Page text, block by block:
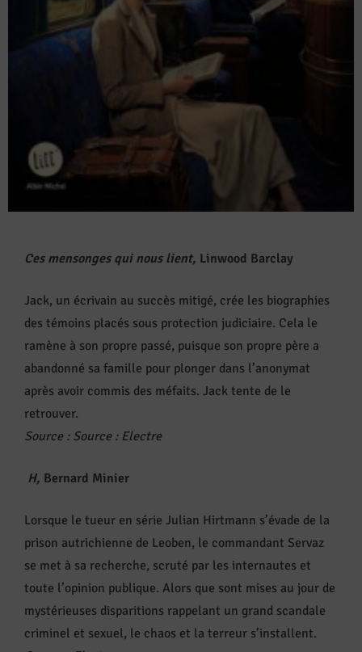
Ces mensonges qui nous lient, Linwood Barclay
Jack, un écrivain au succès mitigé, crée les biographies
des témoins placés sous protection judiciaire. Cela le
ramène à son propre passé, puisque son propre père a
abandonné sa famille pour plonger dans l’anonymat
après avoir commis des méfaits. Jack tente de le
retrouver.
Source : Source : Electre
H, Bernard Minier
Lorsque le tueur en série Julian Hirtmann s’évade de la
prison autrichienne de Leoben, le commandant Servaz
se met à sa recherche, scruté par les internautes et
toute l’opinion publique. Alors que sont mises au jour de
mystérieuses disparitions rappelant un grand scandale
criminel et sexuel, le chaos et la terreur s’installent.